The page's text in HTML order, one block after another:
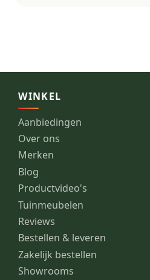
WINKEL
Aanbiedingen
Over ons
Merken
Blog
Productvideo's
Tuinmeubelen
Reviews
Bestellen & leveren
Zakelijk bestellen
Showrooms